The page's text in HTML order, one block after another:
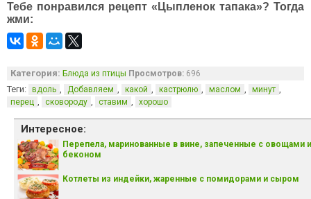
Тебе понравился рецепт «Цыпленок тапака»? Тогда
жми:
Категория: Блюда из птицы Просмотров: 696
Теги: вдоль , Добавляем , какой , кастрюлю , маслом , минут ,
перец , сковороду , ставим , хорошо
Интересное:
Перепела, маринованные в вине, запеченные с овощами и
беконом
Котлеты из индейки, жаренные с помидорами и сыром